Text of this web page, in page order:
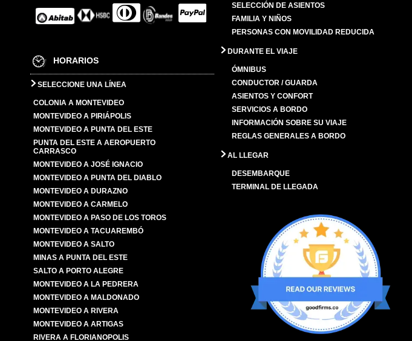
HORARIOS
SELECCIONE UNA LÍNEA
COLONIA A MONTEVIDEO
MONTEVIDEO A PIRIÁPOLIS
MONTEVIDEO A PUNTA DEL ESTE
PUNTA DEL ESTE A AEROPUERTO
CARRASCO
MONTEVIDEO A JOSÉ IGNACIO
MONTEVIDEO A PUNTA DEL DIABLO
MONTEVIDEO A DURAZNO
MONTEVIDEO A CARMELO
MONTEVIDEO A PASO DE LOS TOROS
MONTEVIDEO A TACUAREMBÓ
MONTEVIDEO A SALTO
MINAS A PUNTA DEL ESTE
SALTO A PORTO ALEGRE
MONTEVIDEO A LA PEDRERA
MONTEVIDEO A MALDONADO
MONTEVIDEO A RIVERA
MONTEVIDEO A ARTIGAS
RIVERA A FLORIANOPOLIS
SELECCIÓN DE ASIENTOS
FAMILIA Y NIÑOS
PERSONAS CON MOVILIDAD REDUCIDA
DURANTE EL VIAJE
ÓMNIBUS
CONDUCTOR / GUARDA
ASIENTOS Y CONFORT
SERVICIOS A BORDO
INFORMACIÓN SOBRE SU VIAJE
REGLAS GENERALES A BORDO
AL LLEGAR
DESEMBARQUE
TERMINAL DE LLEGADA